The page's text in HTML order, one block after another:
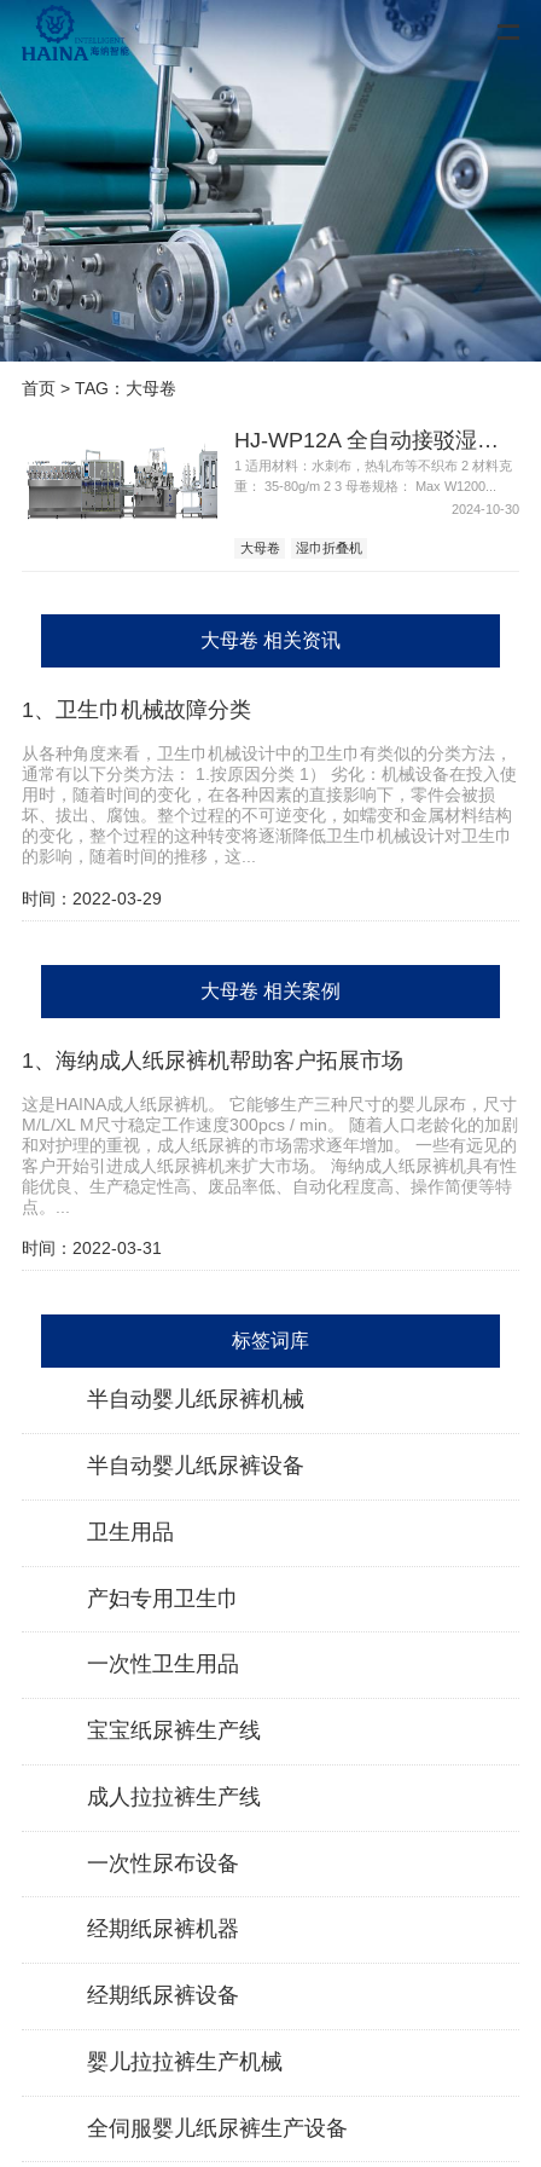
首页> TAG：大母卷
HJ-WP12A 全自动接驳湿巾折叠机大母卷
1 适用材料：水刺布，热轧布等不织布 2 材料克
重： 35-80g/m 2 3 母卷规格： Max W1200...
2024-10-30
大母卷 湿巾折叠机
大母卷 相关资讯
1、卫生巾机械故障分类
从各种角度来看，卫生巾机械设计中的卫生巾有类似的分类方法，
通常有以下分类方法： 1.按原因分类 1） 劣化：机械设备在投入使
用时，随着时间的变化，在各种因素的直接影响下，零件会被损
坏、拔出、腐蚀。整个过程的不可逆变化，如蠕变和金属材料结构
的变化，整个过程的这种转变将逐渐降低卫生巾机械设计对卫生巾
的影响，随着时间的推移，这...
时间：2022-03-29
大母卷 相关案例
1、海纳成人纸尿裤机帮助客户拓展市场
这是HAINA成人纸尿裤机。 它能够生产三种尺寸的婴儿尿布，尺寸
M/L/XL M尺寸稳定工作速度300pcs / min。 随着人口老龄化的加剧
和对护理的重视，成人纸尿裤的市场需求逐年增加。 一些有远见的
客户开始引进成人纸尿裤机来扩大市场。 海纳成人纸尿裤机具有性
能优良、生产稳定性高、废品率低、自动化程度高、操作简便等特
点。...
时间：2022-03-31
标签词库
半自动婴儿纸尿裤机械
半自动婴儿纸尿裤设备
卫生用品
产妇专用卫生巾
一次性卫生用品
宝宝纸尿裤生产线
成人拉拉裤生产线
一次性尿布设备
经期纸尿裤机器
经期纸尿裤设备
婴儿拉拉裤生产机械
全伺服婴儿纸尿裤生产设备